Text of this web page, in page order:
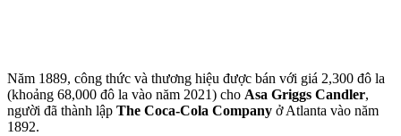
Năm 1889, công thức và thương hiệu được bán với giá 2,300 đô la
(khoảng 68,000 đô la vào năm 2021) cho Asa Griggs Candler,
người đã thành lập The Coca-Cola Company ở Atlanta vào năm
1892.